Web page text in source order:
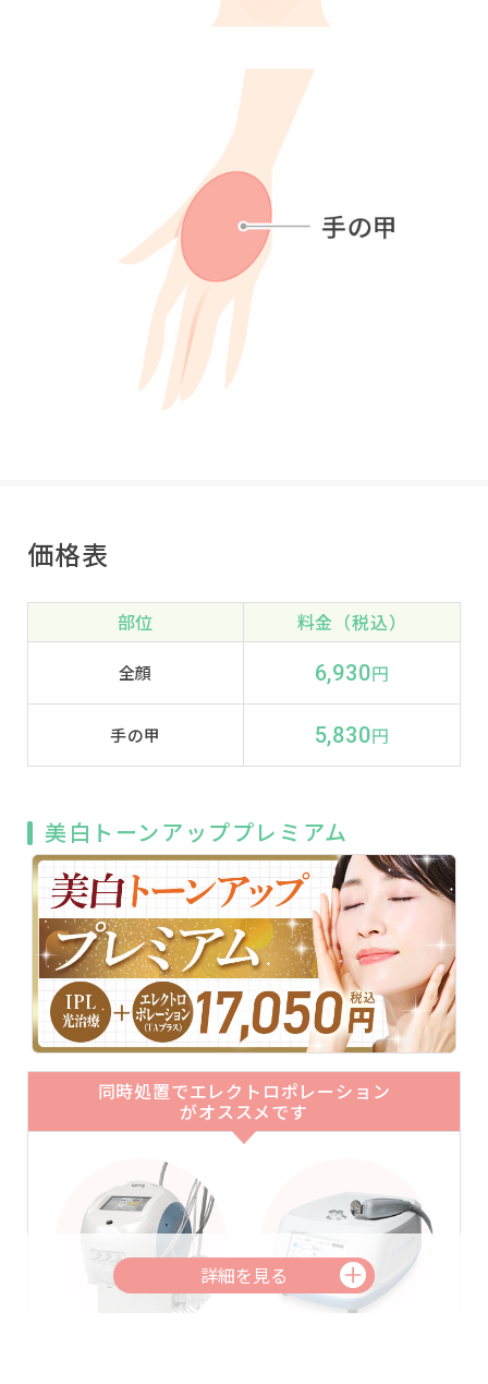
価格表
部位 料金（税込）
全顔 6,930円
手の甲 5,830円
美白トーンアッププレミアム
同時処置でエレクトロポレーション
がオススメです